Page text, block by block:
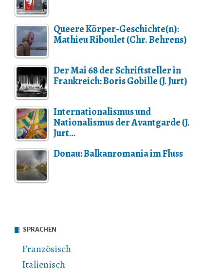
Queere Körper-Geschichte(n):
Mathieu Riboulet (Chr. Behrens)
Der Mai 68 der Schriftsteller in
Frankreich: Boris Gobille (J. Jurt)
Internationalismus und
Nationalismus der Avantgarde (J.
Jurt…
Donau: Balkanromania im Fluss
SPRACHEN
Französisch
Italienisch